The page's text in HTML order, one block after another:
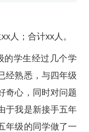
人；合计xx人。
的学生经过几个学
经熟悉，与四年级
奇心，同时对问题
于我是新接手五年
年级的同学做了一